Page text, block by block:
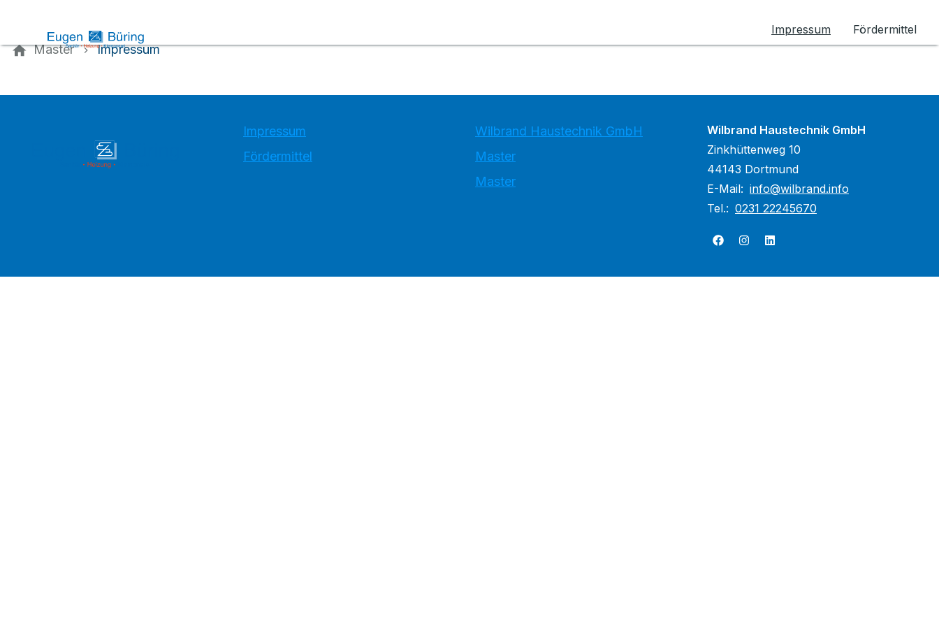
Impressum
Fördermittel
Master Impressum
Impressum
Fördermittel
Wilbrand Haustechnik GmbH
Master
Master
Wilbrand Haustechnik GmbH
Zinkhüttenweg 10
44143 Dortmund
E-Mail: info@wilbrand.info
Tel.: 0231 22245670